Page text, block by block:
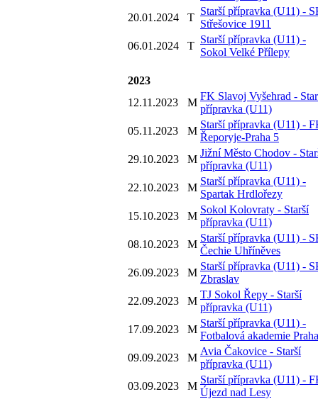
20.01.2024
T
Starší přípravka (U11) -
Střešovice 1911
06.01.2024
T
Starší přípravka (U11) -
Sokol Velké Přílepy
2023
12.11.2023
M
FK Slavoj Vyšehrad -
přípravka (U11)
05.11.2023
M
Starší přípravka (U11) -
Řeporyje-Praha 5
29.10.2023
M
Jižní Město Chodov -
přípravka (U11)
22.10.2023
M
Starší přípravka (U11) -
Spartak Hrdlořezy
15.10.2023
M
Sokol Kolovraty - Starší
přípravka (U11)
08.10.2023
M
Starší přípravka (U11) -
Čechie Uhříněves
26.09.2023
M
Starší přípravka (U11) -
Zbraslav
22.09.2023
M
TJ Sokol Řepy - Starší
přípravka (U11)
17.09.2023
M
Starší přípravka (U11) -
Fotbalová akademie Praha
09.09.2023
M
Avia Čakovice - Starší
přípravka (U11)
03.09.2023
M
Starší přípravka (U11) -
Újezd nad Lesy